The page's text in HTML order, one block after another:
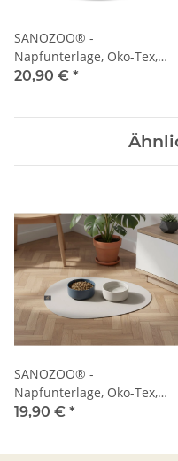
SANOZOO® -
Napfunterlage, Öko-Tex,
Halbrund 30 x 60 cm Grau
20,90 € *
SANOZOO® -
Napfunterlage, Öko-Tex,
Tropfen
19,90 € *